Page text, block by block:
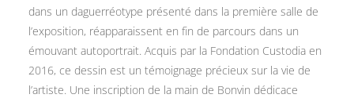
dans un daguerréotype présenté dans la première salle de
l’exposition, réapparaissent en fin de parcours dans un
émouvant autoportrait. Acquis par la Fondation Custodia en
2016, ce dessin est un témoignage précieux sur la vie de
l’artiste. Une inscription de la main de Bonvin dédicace